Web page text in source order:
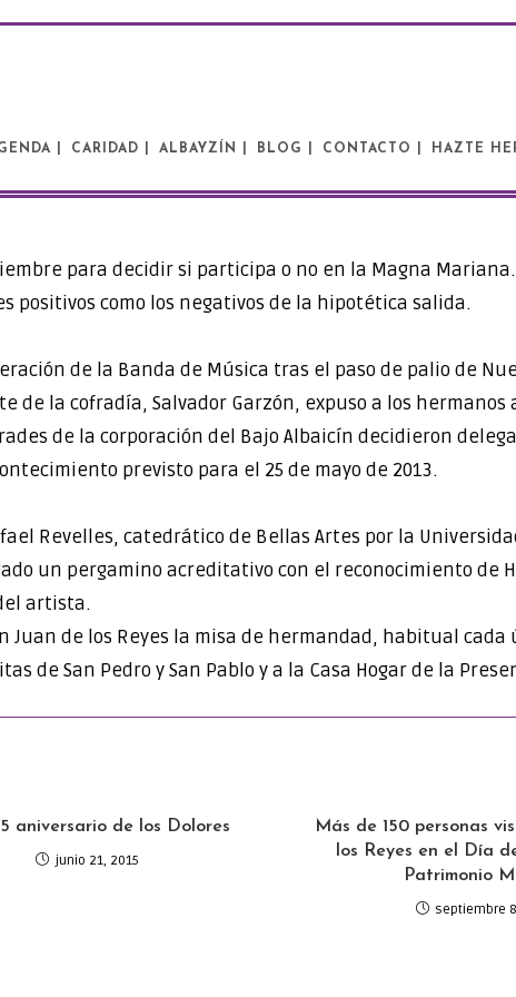
| CARIDAD | ALBAYZÍN | BLOG | CONTACTO | HAZTE
para decidir si participa o no en la Magna
como los negativos de la hipotética salida.
de la Banda de Música tras el paso de palio de
la cofradía, Salvador Garzón, expuso a los hermanos
de la corporación del Bajo Albaicín decidieron
previsto para el 25 de mayo de 2013.
Revelles, catedrático de Bellas Artes por la
un pergamino acreditativo con el reconocimiento de
artista.
Juan de los Reyes la misa de hermandad, habitual
de San Pedro y San Pablo y a la Casa Hogar de la
aniversario de los Dolores
junio 21, 2015
Más de 150 personas
los Reyes en el Día
Patrimonio
septiembre